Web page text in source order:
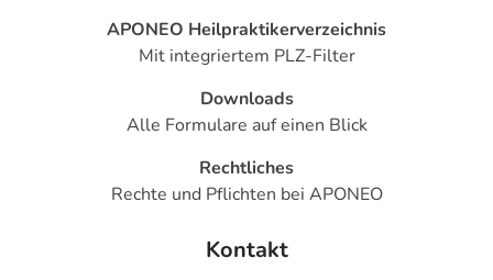
APONEO Heilpraktikerverzeichnis
Mit integriertem PLZ-Filter
Downloads
Alle Formulare auf einen Blick
Rechtliches
Rechte und Pflichten bei APONEO
Kontakt